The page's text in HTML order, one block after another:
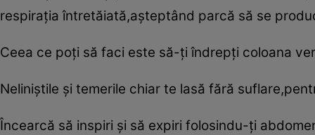
respiraţia întretăiată,aşteptând parcă să se
Ceea ce poţi să faci este să-ţi îndrepţi coloana
Neliniştile şi temerile chiar te lasă fără
Încearcă să inspiri şi să expiri folosindu-ţi